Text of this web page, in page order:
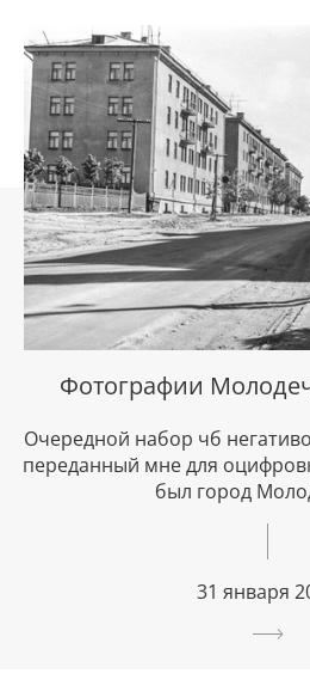
Фотографии
Очередной набор чб
переданный мне для
был город
31 января